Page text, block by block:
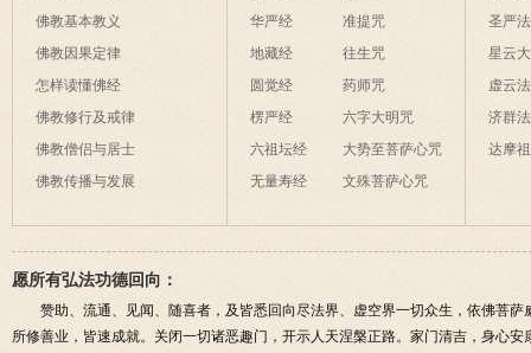
佛教基本教义
佛教因果定律
怎样读懂佛经
佛教修行及戒律
佛教僧侣与居士
佛教传播与发展
华严经
地藏经
圆觉经
楞严经
六祖坛经
无量寿经
准提咒
往生咒
药师咒
六字大明咒
大势至菩萨心咒
文殊菩萨心咒
圣严
星云
虚云
济群
达摩
愿所有弘法功德回向：
赞助、流通、见闻、随喜者，及皆悉回向尽法界、虚空界一切众生，依佛菩
所修善业，皆速成就。关闭一切诸恶趣门，开示人天涅槃正路。家门清吉，身心